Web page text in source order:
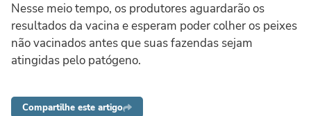
Nesse meio tempo, os produtores aguardarão os
resultados da vacina e esperam poder colher os peixes
não vacinados antes que suas fazendas sejam
atingidas pelo patógeno.
Compartilhe este artigo